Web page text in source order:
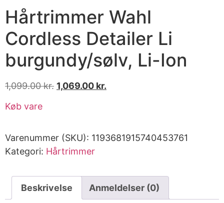
Hårtrimmer Wahl
Cordless Detailer Li
burgundy/sølv, Li-Ion
1,099.00kr. 1,069.00 kr.
Køb vare
Varenummer (SKU): 1193681915740453761
Kategori: Hårtrimmer
Beskrivelse Anmeldelser (0)